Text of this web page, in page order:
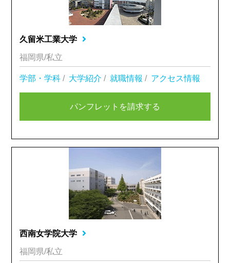
久留米工業大学
福岡県/私立
学部・学科 / 大学紹介 / 就職情報 / アクセス情報
パンフレットを請求する
西南女学院大学
福岡県/私立